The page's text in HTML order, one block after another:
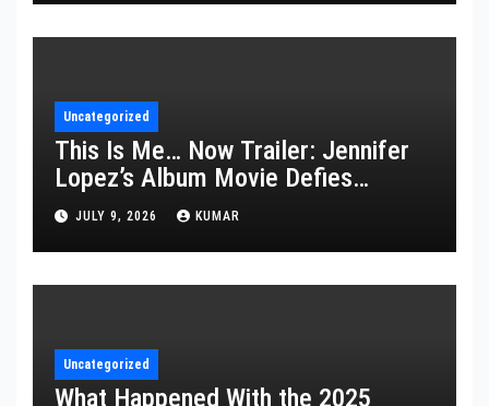
Uncategorized
This Is Me… Now Trailer: Jennifer
Lopez’s Album Movie Defies
Description
JULY 9, 2026 KUMAR
Uncategorized
What Happened With the 2025